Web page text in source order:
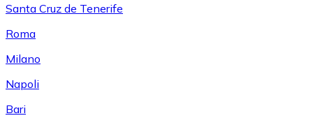
Santa Cruz de Tenerife
Roma
Milano
Napoli
Bari